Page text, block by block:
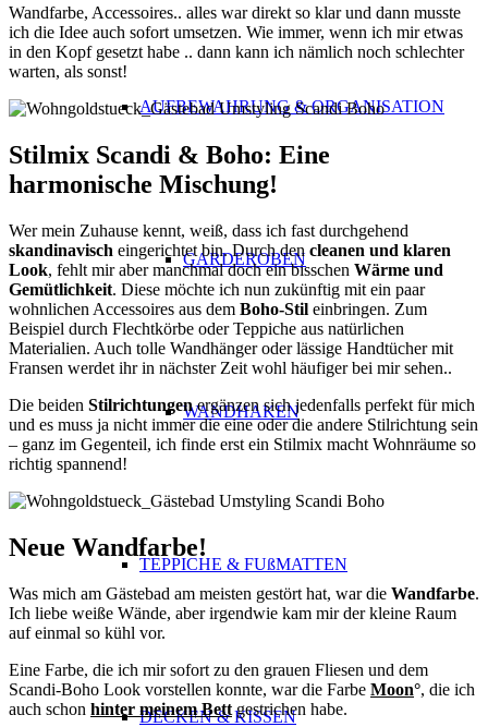
AUFBEWAHRUNG & ORGANISATION
GARDEROBEN
WANDHAKEN
TEPPICHE & FUßMATTEN
DECKEN & KISSEN
Wandfarbe, Accessoires.. alles war direkt so klar und dann musste
ich die Idee auch sofort umsetzen. Wie immer, wenn ich mir etwas
in den Kopf gesetzt habe .. dann kann ich nämlich noch schlechter
warten, als sonst!
Stilmix Scandi & Boho: Eine
harmonische Mischung!
Wer mein Zuhause kennt, weiß, dass ich fast durchgehend
skandinavisch eingerichtet bin. Durch den cleanen und klaren
Look, fehlt mir aber manchmal doch ein bisschen Wärme und
Gemütlichkeit. Diese möchte ich nun zukünftig mit ein paar
wohnlichen Accessoires aus dem Boho-Stil einbringen. Zum
Beispiel durch Flechtkörbe oder Teppiche aus natürlichen
Materialien. Auch tolle Wandhänger oder lässige Handtücher mit
Fransen werdet ihr in nächster Zeit wohl häufiger bei mir sehen..
Die beiden Stilrichtungenergänzen sich jedenfalls perfekt für mich
und es muss ja nicht immer die eine oder die andere Stilrichtung sein
– ganz im Gegenteil, ich finde erst ein Stilmix macht Wohnräume so
richtig spannend!
Neue Wandfarbe!
Was mich am Gästebad am meisten gestört hat, war die Wandfarbe.
Ich liebe weiße Wände, aber irgendwie kam mir der kleine Raum
auf einmal so kühl vor.
Eine Farbe, die ich mir sofort zu den grauen Fliesen und dem
Scandi-Boho Look vorstellen konnte, war die Farbe Moon°, die ich
auch schon hinter meinem Bettgestrichen habe.